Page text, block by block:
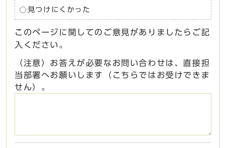
見つけにくかった
このページに関してのご意見がありましたらご記
入ください。
（注意）お答えが必要なお問い合わせは、直接担
当部署へお願いします（こちらではお受けできま
せん）。